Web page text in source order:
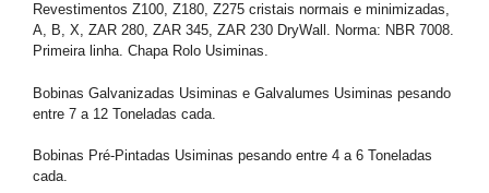
Revestimentos Z100, Z180, Z275 cristais normais e minimizadas,
A, B, X, ZAR 280, ZAR 345, ZAR 230 DryWall. Norma: NBR 7008.
Primeira linha. Chapa Rolo Usiminas.
Bobinas Galvanizadas Usiminas e Galvalumes Usiminas pesando
entre 7 a 12 Toneladas cada.
Bobinas Pré-Pintadas Usiminas pesando entre 4 a 6 Toneladas
cada.